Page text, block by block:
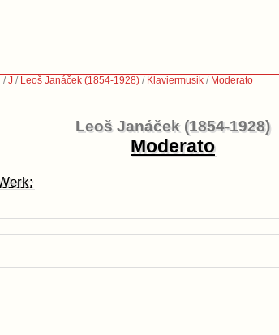
/J / Leoš Janáček (1854-1928) / Klaviermusik / Moderato
Leoš Janáček (1854-1928)
Moderato